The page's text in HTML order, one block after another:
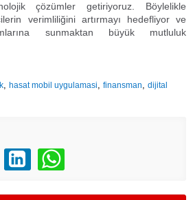
çözümler getiriyoruz. Böylelikle
verimliliğini artırmayı hedefliyor ve
sunmaktan büyük mutluluk
,hasat mobil uygulamasi,finansman,dijital